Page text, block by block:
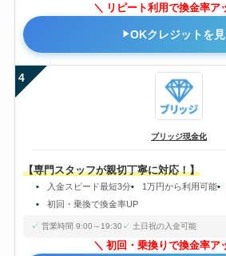
リピート利用で換金率ア
OKクレジットを
4
ブリッジ現金化
【専門スタッフが親切丁寧に対応！】
入金スピード最短3分 1万円から利用可能
初回・乗換で換金率UP
営業時間 9:00～19:30 土日祝の入金可能
初回・乗換りで換金率ア